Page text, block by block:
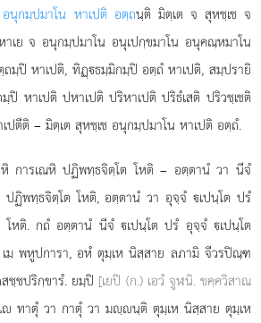
นุกมฺปมาโน หาเปติ อตฺถนฺติ มิตฺเต จ สุหชฺเช จ
เย จ อนุกมฺปมาโน อนุเปกฺขมาโน อนุคณฺหมาโน
มฺปิ หาเปติ, ทิฏฺธมฺมิกมฺปิ อตฺถํ หาเปติ, สมฺปรายิ
หาเปติ ปหาเปติ ปริหาเปติ ปริธํเสติ ปริวชฺเชติ
ปตีติ – มิตฺเต สุหชฺเช อนุกมฺปมาโน หาเปติ อตฺถํ.
การเณหิ ปฏิพทฺธจิตฺโต โหติ – อตฺตานํ วา นีจํ
ปฏิพทฺธจิตฺโต โหติ, อตฺตานํ วา อุจฺจํ เปนฺโต ปรํ
หติ. กถํ อตฺตานํ นีจํ เปนฺโต ปรํ อุจฺจํ เปนฺโต
ม พหูปการา, อหํ ตุมฺเห นิสฺสาย ลภามิ จีวรปิณฺฑ
ชฺชปริกฺขารํ. ยมฺปิ [เยปิ (ก.) เอวํ จูฬนิ. ขคฺควิสาณ
 ทาตุํ วา กาตุํ วา มฺนฺติ ตุมฺเห นิสฺสาย ตุมฺเห